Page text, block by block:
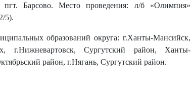
пгт. Барсово. Место проведения: л/б «Олимпия»
5).
образований округа: г.Ханты-Мансийск,
г.Нижневартовск, Сургутский район, Ханты-
район, г.Нягань, Сургутский район.